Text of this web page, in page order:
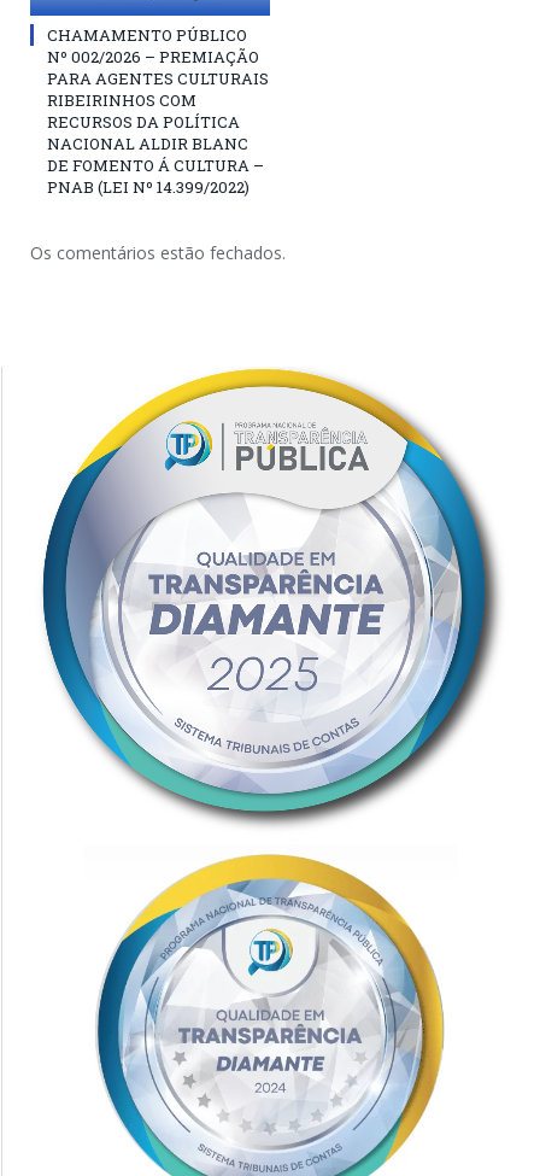
CHAMAMENTO PÚBLICO
Nº 002/2026 – PREMIAÇÃO
PARA AGENTES CULTURAIS
RIBEIRINHOS COM
RECURSOS DA POLÍTICA
NACIONAL ALDIR BLANC
DE FOMENTO Á CULTURA –
PNAB (LEI Nº 14.399/2022)
Os comentários estão fechados.